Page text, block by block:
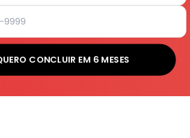
CONCLUIR EM 6 MESES